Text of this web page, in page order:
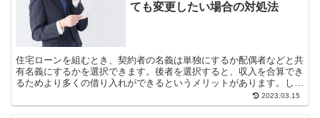
ても変更したい場合の対処法
住宅ローンを組むとき、契約者の名義は単独にするか配偶者などと共
有名義にするかを選択できます。後者を選択すると、収入を合算でき
るためより多くの借り入れができるというメリットがあります。しか
2023.03.15